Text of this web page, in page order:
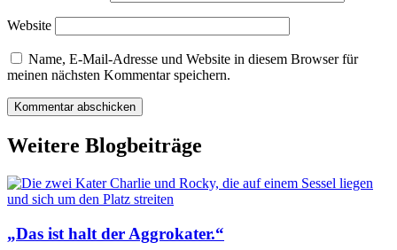
Website
Name, E-Mail-Adresse und Website in diesem Browser für
meinen nächsten Kommentar speichern.
Weitere Blogbeiträge
„Das ist halt der Aggrokater.“